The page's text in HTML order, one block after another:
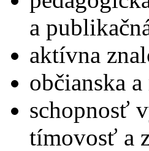
a
aktívna
občianska
schopnosť
tímovosť a